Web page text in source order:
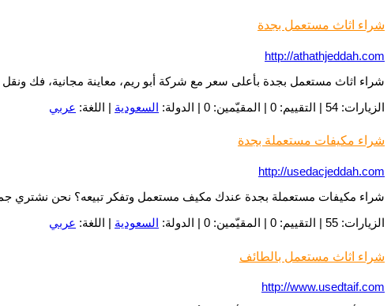
شراء اثاث مستعمل بجدة
http://athathjeddah.com
شراء اثاث مستعمل بجدة بأعلى سعر مع شركة أبو ريم، معاينة مجانية، فك
الزيارات: 54 | التقييم: 0 | المقيّمين: 0 | الدولة:
السعودية | اللغة: عربي
شراء مكيفات مستعملة بجدة
http://usedacjeddah.com
شراء مكيفات مستعملة بجدة عندك مكيف مستعمل وتفكر تبيعه؟ نحن نشتري
الزيارات: 55 | التقييم: 0 | المقيّمين: 0 | الدولة:
السعودية | اللغة: عربي
شراء اثاث مستعمل بالطائف
http://www.usedtaif.com